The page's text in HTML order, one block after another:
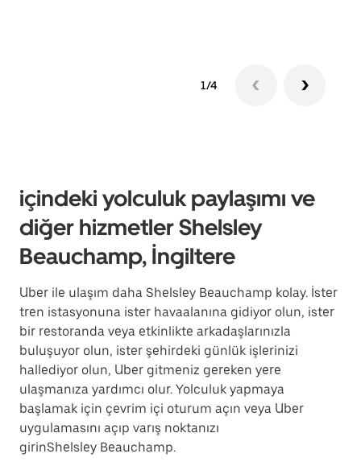
1/4
içindeki yolculuk paylaşımı ve
diğer hizmetler Shelsley
Beauchamp, İngiltere
Uber ile ulaşım daha Shelsley Beauchamp kolay. İster
tren istasyonuna ister havaalanına gidiyor olun, ister
bir restoranda veya etkinlikte arkadaşlarınızla
buluşuyor olun, ister şehirdeki günlük işlerinizi
hallediyor olun, Uber gitmeniz gereken yere
ulaşmanıza yardımcı olur. Yolculuk yapmaya
başlamak için çevrim içi oturum açın veya Uber
uygulamasını açıp varış noktanızı
girinShelsley Beauchamp.